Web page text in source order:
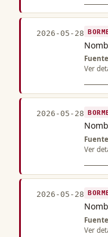
2026-05-28
Ver
2026-05-28
Ver
2026-05-28
Ver